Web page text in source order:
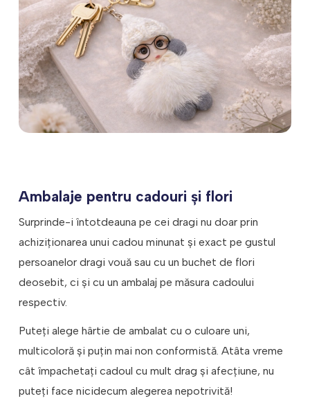
Prioritatea noastră este siguranța copiilor, de
aceea selectăm doar jucării care respectă cele mai
stricte standarde de siguranță.
personale.
Ambalaje cadou: hârtie de ambalat, cutii
cadou pentru băuturi, pungi de cadou și
accesorii pentru ambalare, ideale pentru a
oferi un aspect elegant și original cadourilor.
Seturi de pahare şi halbe personalizate cu
mesaje funny
Semne de carte
oferind clienților posibilitatea de a adăuga un plus
Ambalaje pentru cadouri și flori
Surprinde-i întotdeauna pe cei dragi nu doar prin
achiziționarea unui cadou minunat și exact pe gustul
persoanelor dragi vouă sau cu un buchet de flori
deosebit, ci și cu un ambalaj pe măsura cadoului
respectiv.
Puteți alege hârtie de ambalat cu o culoare uni,
multicoloră și puțin mai non conformistă. Atâta vreme
cât împachetați cadoul cu mult drag și afecțiune, nu
puteți face nicidecum alegerea nepotrivită!